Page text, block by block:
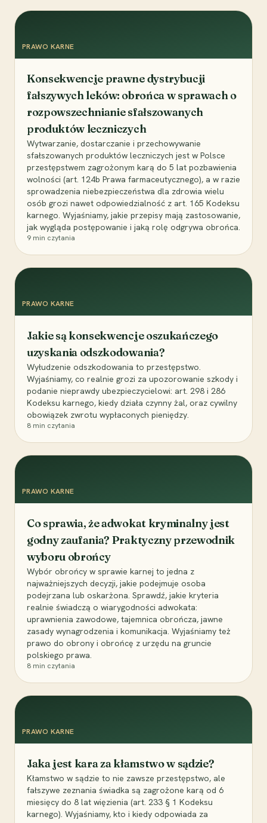
PRAWO KARNE
Konsekwencje prawne dystrybucji
fałszywych leków: obrońca w sprawach o
rozpowszechnianie sfałszowanych
produktów leczniczych
Wytwarzanie, dostarczanie i przechowywanie
sfałszowanych produktów leczniczych jest w Polsce
przestępstwem zagrożonym karą do 5 lat pozbawienia
wolności (art. 124b Prawa farmaceutycznego), a w razie
sprowadzenia niebezpieczeństwa dla zdrowia wielu
osób grozi nawet odpowiedzialność z art. 165 Kodeksu
karnego. Wyjaśniamy, jakie przepisy mają zastosowanie,
jak wygląda postępowanie i jaką rolę odgrywa obrońca.
9 min czytania
PRAWO KARNE
Jakie są konsekwencje oszukańczego
uzyskania odszkodowania?
Wyłudzenie odszkodowania to przestępstwo.
Wyjaśniamy, co realnie grozi za upozorowanie szkody i
podanie nieprawdy ubezpieczycielowi: art. 298 i 286
Kodeksu karnego, kiedy działa czynny żal, oraz cywilny
obowiązek zwrotu wypłaconych pieniędzy.
8 min czytania
PRAWO KARNE
Co sprawia, że adwokat kryminalny jest
godny zaufania? Praktyczny przewodnik
wyboru obrońcy
Wybór obrońcy w sprawie karnej to jedna z
najważniejszych decyzji, jakie podejmuje osoba
podejrzana lub oskarżona. Sprawdź, jakie kryteria
realnie świadczą o wiarygodności adwokata:
uprawnienia zawodowe, tajemnica obrończa, jawne
zasady wynagrodzenia i komunikacja. Wyjaśniamy też
prawo do obrony i obrońcę z urzędu na gruncie
polskiego prawa.
8 min czytania
PRAWO KARNE
Jaka jest kara za kłamstwo w sądzie?
Kłamstwo w sądzie to nie zawsze przestępstwo, ale
fałszywe zeznania świadka są zagrożone karą od 6
miesięcy do 8 lat więzienia (art. 233 § 1 Kodeksu
karnego). Wyjaśniamy, kto i kiedy odpowiada za